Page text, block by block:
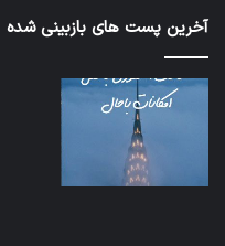
آخرین پست های بازبینی شده